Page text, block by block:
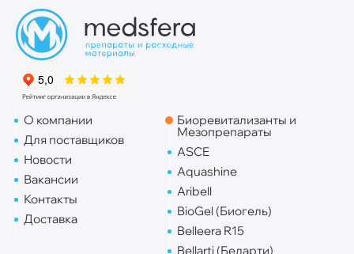
О компании
Для поставщиков
Новости
Вакансии
Контакты
Доставка
Биоревитализанты и
Мезопрепараты
ASCE
Aquashine
Aribell
BioGel (Биогель)
Belleera R15
Bellarti (Беларти)